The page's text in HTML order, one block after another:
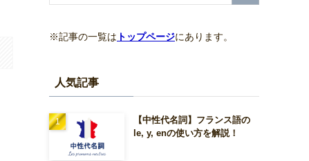
※記事の一覧は トップページにあります。
人気記事
【中性代名詞】フランス語の
le, y, enの使い方を解説！